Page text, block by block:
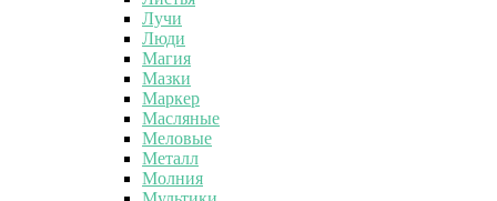
Лучи
Люди
Магия
Мазки
Маркер
Масляные
Меловые
Металл
Молния